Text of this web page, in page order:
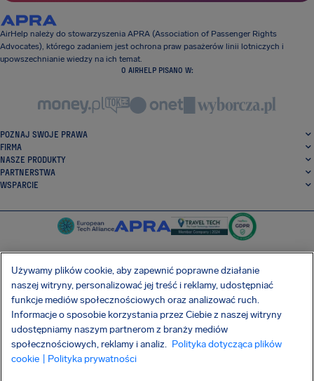
AirHelp należy do stowarzyszenia APRA (Association of Passenger Rights
Advocates), którego zadaniem jest ochrona praw pasażerów linii lotniczych i
upowszechnianie wiedzy na ich temat.
O AIRHELP PISANO W:
POZNAJ SWOJE PRAWA
FIRMA
NASZE PRODUKTY
PARTNERSTWA
WSPARCIE
SocialFacebook
SocialTwitter
SocialInstagram
SocialLinkedin
POBIERZ NASZĄ DARMOWĄ APLIKACJĘ
Używamy plików cookie, aby zapewnić poprawne działanie
naszej witryny, personalizować jej treść i reklamy, udostępniać
funkcje mediów społecznościowych oraz analizować ruch.
Informacje o sposobie korzystania przez Ciebie z naszej witryny
udostępniamy naszym partnerom z branży mediów
społecznościowych, reklamy i analiz. Polityka dotycząca plików
cookie
| Polityka prywatności